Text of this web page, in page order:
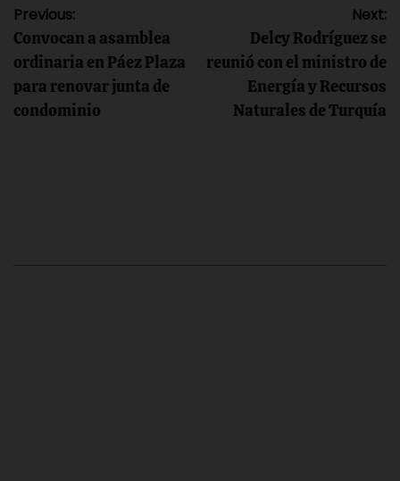
Navegación
de
entradas
Previous:
Convocan a asamblea
ordinaria en Páez Plaza
para renovar junta de
condominio
Next:
Delcy Rodríguez se
reunió con el ministro de
Energía y Recursos
Naturales de Turquía